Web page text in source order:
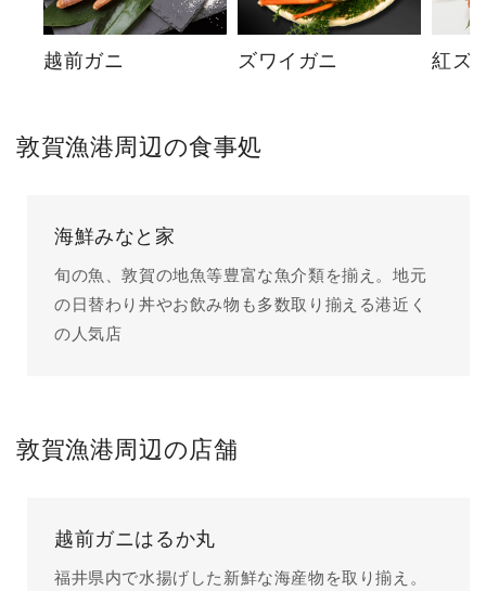
越前ガニ ズワイガニ 紅ズ
敦賀漁港周辺の食事処
海鮮みなと家
旬の魚、敦賀の地魚等豊富な魚介類を揃え。地元
の日替わり丼やお飲み物も多数取り揃える港近く
の人気店
敦賀漁港周辺の店舗
越前ガニはるか丸
福井県内で水揚げした新鮮な海産物を取り揃え。